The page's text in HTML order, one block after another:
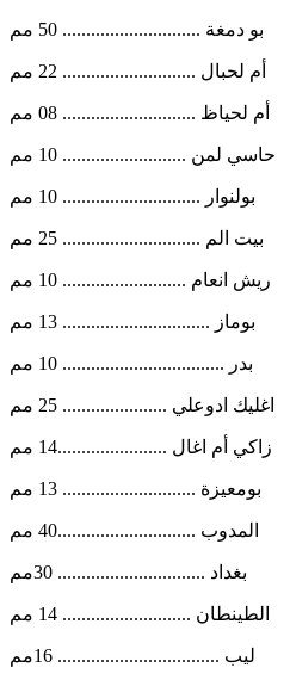
بو دمغة ............................. 50 مم
أم لحبال ............................ 22 مم
أم لحياظ ............................ 08 مم
حاسي لمن .......................... 10 مم
بولنوار ............................. 10 مم
بيت الم ............................. 25 مم
ريش انعام .......................... 10 مم
بوماز ............................... 13 مم
بدر .................................. 10 مم
اغليك ادوعلي ...................... 25 مم
زاكي أم اغال .......................14 مم
بومعيزة ............................ 13 مم
المدوب .............................40 مم
بغداد ............................... 30مم
الطينطان ........................... 14 مم
ليب .................................. 16مم